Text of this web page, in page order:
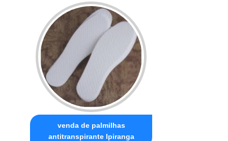
venda de palmilhas
antitranspirante Ipiranga